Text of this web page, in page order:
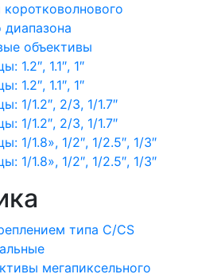
диапазона
объективы
1.2″, 1.1″, 1″
1.2″, 1.1″, 1″
1/1.2″, 2/3, 1/1.7″
1/1.2″, 2/3, 1/1.7″
1/1.8», 1/2″, 1/2.5″, 1/3″
1/1.8», 1/2″, 1/2.5″, 1/3″
типа C/CS
мегапиксельного